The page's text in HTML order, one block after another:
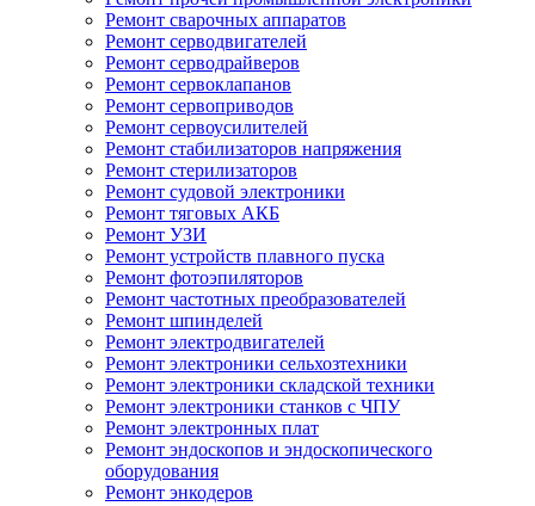
Ремонт сварочных аппаратов
Ремонт серводвигателей
Ремонт серводрайверов
Ремонт сервоклапанов
Ремонт сервоприводов
Ремонт сервоусилителей
Ремонт стабилизаторов напряжения
Ремонт стерилизаторов
Ремонт судовой электроники
Ремонт тяговых АКБ
Ремонт УЗИ
Ремонт устройств плавного пуска
Ремонт фотоэпиляторов
Ремонт частотных преобразователей
Ремонт шпинделей
Ремонт электродвигателей
Ремонт электроники сельхозтехники
Ремонт электроники складской техники
Ремонт электроники станков с ЧПУ
Ремонт электронных плат
Ремонт эндоскопов и эндоскопического
оборудования
Ремонт энкодеров